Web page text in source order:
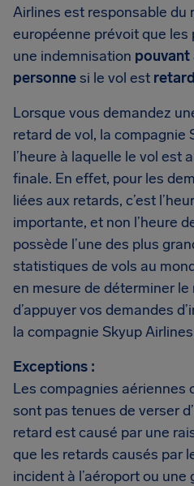
Airlines est responsable du
européenne prévoit que les
une indemnisation
personnesi le vol est
Lorsque vous demandez
retard de vol, la compagnie
l’heure à laquelle le vol est
finale. En effet, pour les
liées aux retards, c’est
importante, et non l’heure
possède l’une des plus
statistiques de vols au
en mesure de déterminer
d’appuyer vos demandes
la compagnie Skyup
Exceptions :
Les compagnies aériennes
sont pas tenues de verser
retard est causé par une
que les retards causés par
incident à l’aéroport ou